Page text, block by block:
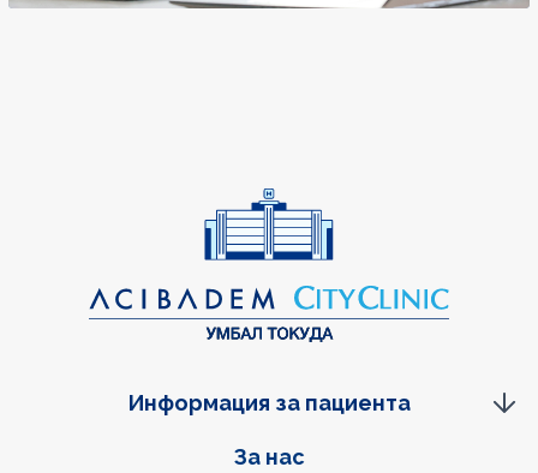
Фуутер навигация
За нас
Информация за пациента